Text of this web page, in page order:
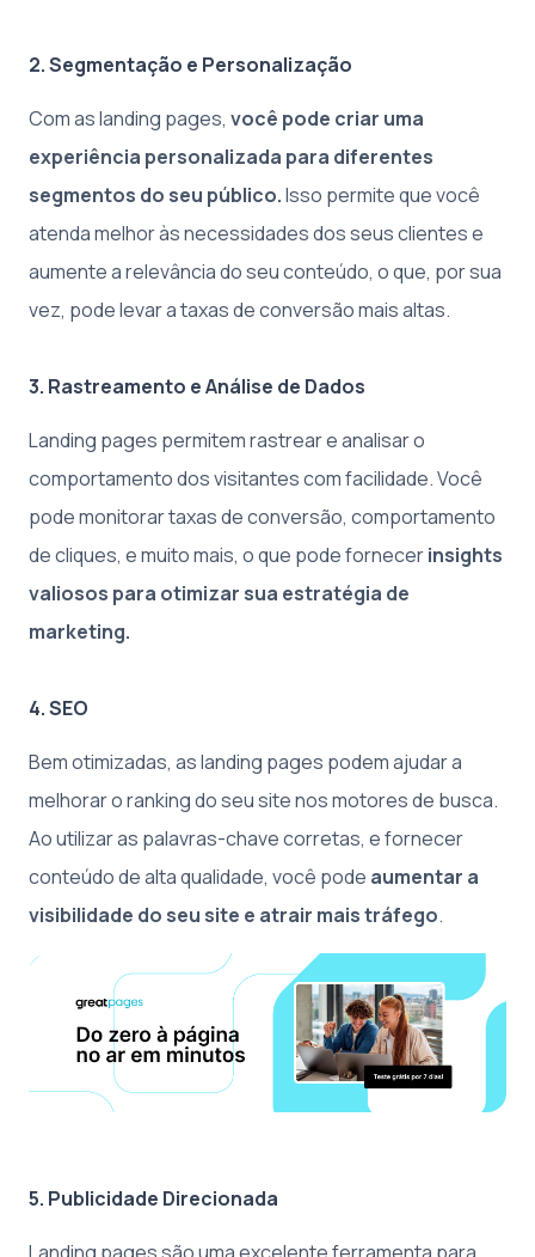
2. Segmentação e Personalização
Com as landing pages, você pode criar uma
experiência personalizada para diferentes
segmentos do seu público.Isso permite que você
atenda melhor às necessidades dos seus clientes e
aumente a relevância do seu conteúdo, o que, por sua
vez, pode levar a taxas de conversão mais altas.
3. Rastreamento e Análise de Dados
Landing pages permitem rastrear e analisar o
comportamento dos visitantes com facilidade. Você
pode monitorar taxas de conversão, comportamento
de cliques, e muito mais, o que pode fornecerinsights
valiosos para otimizar sua estratégia de
marketing.
4. SEO
Bem otimizadas, as landing pages podem ajudar a
melhorar o ranking do seu site nos motores de busca.
Ao utilizar as palavras-chave corretas, e fornecer
conteúdo de alta qualidade, você pode aumentar a
visibilidade do seu site e atrair mais tráfego.
5. Publicidade Direcionada